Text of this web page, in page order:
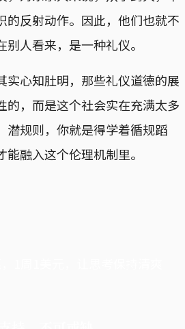
的反射动作。因此，他们也就不
人看来，是一种礼仪。
实心知肚明，那些礼仪道德的展
的，而是这个社会实在充满太多
潜规则，你就是得学着循规蹈
融入这个伦理机制里。